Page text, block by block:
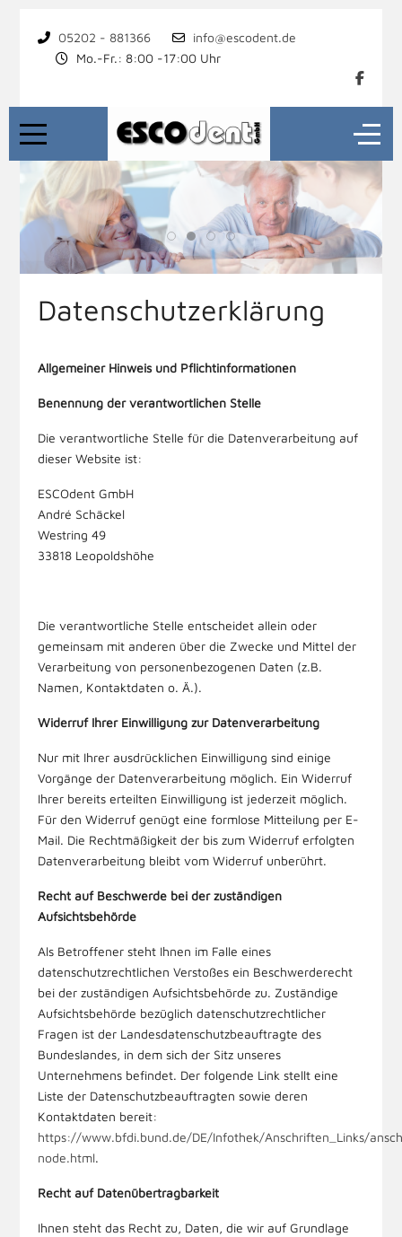
05202 - 881366
info@escodent.de
Mo.-Fr.: 8:00 -17:00 Uhr
Datenschutzerklärung
Allgemeiner Hinweis und Pflichtinformationen
Benennung der verantwortlichen Stelle
Die verantwortliche Stelle für die Datenverarbeitung auf
dieser Website ist:
ESCOdent GmbH
André Schäckel
Westring 49
33818 Leopoldshöhe
Die verantwortliche Stelle entscheidet allein oder
gemeinsam mit anderen über die Zwecke und Mittel der
Verarbeitung von personenbezogenen Daten (z.B.
Namen, Kontaktdaten o. Ä.).
Widerruf Ihrer Einwilligung zur Datenverarbeitung
Nur mit Ihrer ausdrücklichen Einwilligung sind einige
Vorgänge der Datenverarbeitung möglich. Ein Widerruf
Ihrer bereits erteilten Einwilligung ist jederzeit möglich.
Für den Widerruf genügt eine formlose Mitteilung per E-
Mail. Die Rechtmäßigkeit der bis zum Widerruf erfolgten
Datenverarbeitung bleibt vom Widerruf unberührt.
Recht auf Beschwerde bei der zuständigen
Aufsichtsbehörde
Als Betroffener steht Ihnen im Falle eines
datenschutzrechtlichen Verstoßes ein Beschwerderecht
bei der zuständigen Aufsichtsbehörde zu. Zuständige
Aufsichtsbehörde bezüglich datenschutzrechtlicher
Fragen ist der Landesdatenschutzbeauftragte des
Bundeslandes, in dem sich der Sitz unseres
Unternehmens befindet. Der folgende Link stellt eine
Liste der Datenschutzbeauftragten sowie deren
Kontaktdaten bereit:
https://www.bfdi.bund.de/DE/Infothek/Anschriften_Links/
node.html.
Recht auf Datenübertragbarkeit
Ihnen steht das Recht zu, Daten, die wir auf Grundlage